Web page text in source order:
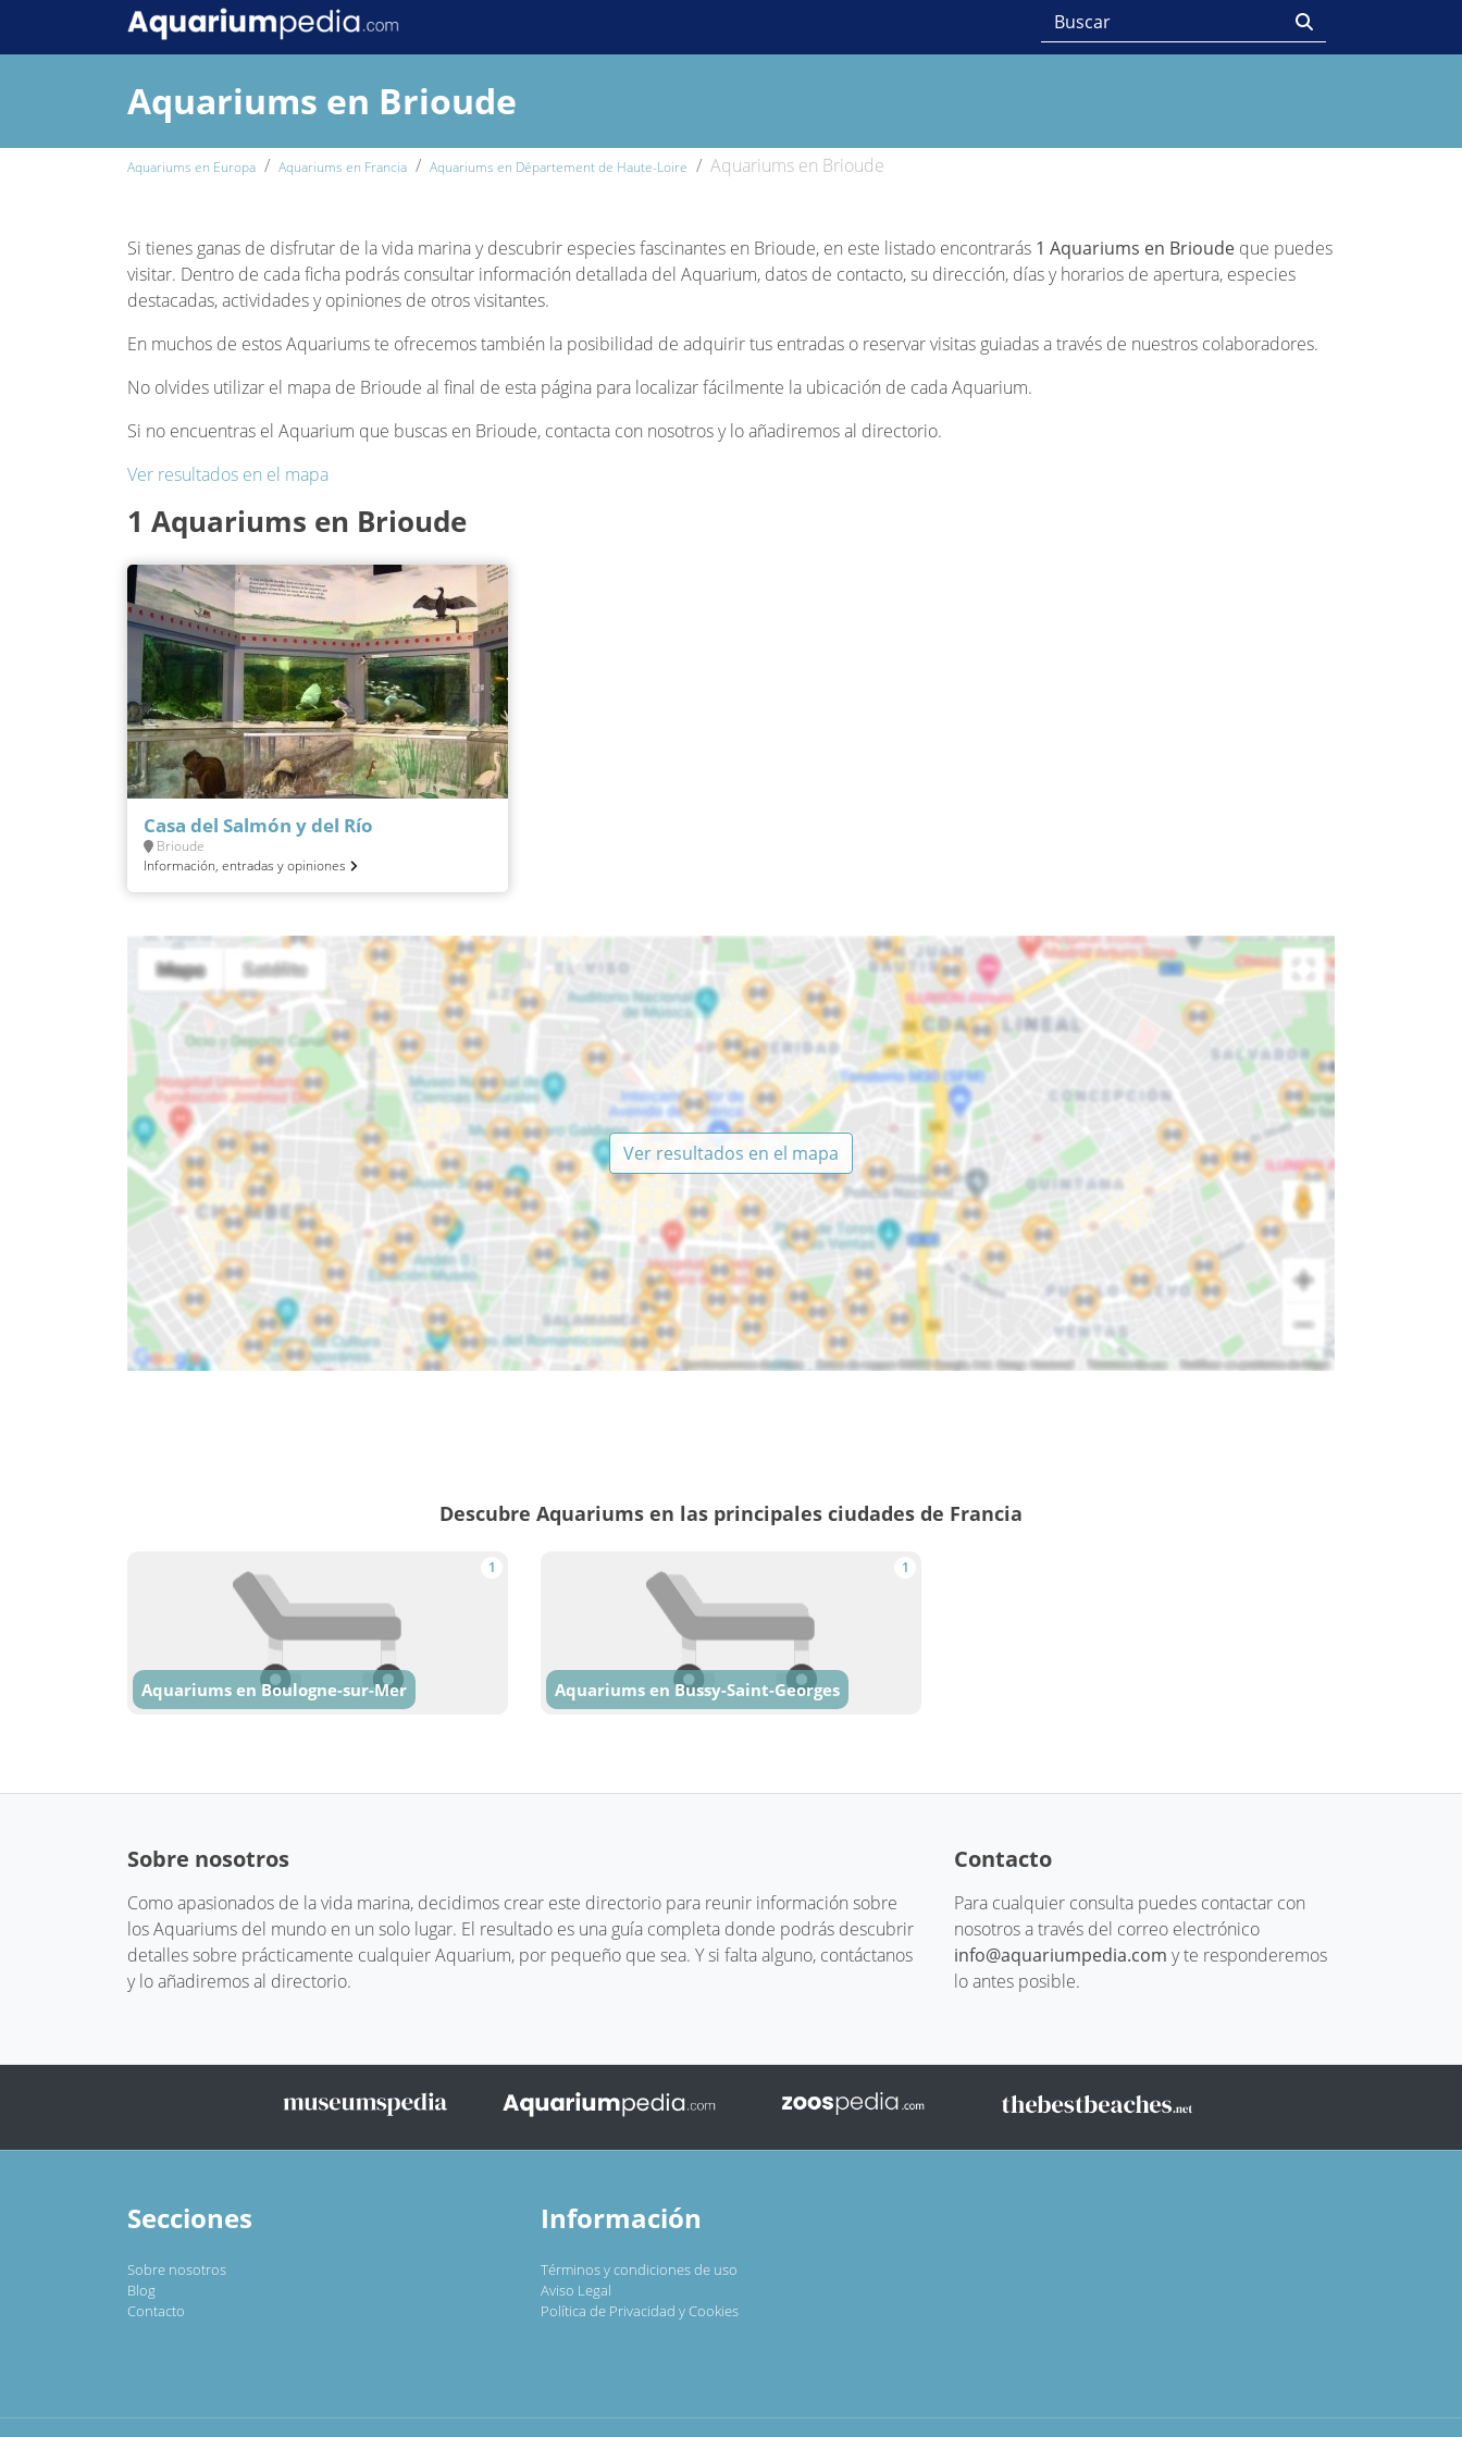
Aquariums en Brioude
Aquariums en Europa Aquariums en Francia Aquariums en Département de Haute-Loire Aquariums en Brioude
Si tienes ganas de disfrutar de la vida marina y descubrir especies fascinantes en Brioude, en este listado encontrarás 1 Aquariums en Brioude que puedes
visitar. Dentro de cada ficha podrás consultar información detallada del Aquarium, datos de contacto, su dirección, días y horarios de apertura, especies
destacadas, actividades y opiniones de otros visitantes.
En muchos de estos Aquariums te ofrecemos también la posibilidad de adquirir tus entradas o reservar visitas guiadas a través de nuestros colaboradores.
No olvides utilizar el mapa de Brioude al final de esta página para localizar fácilmente la ubicación de cada Aquarium.
Si no encuentras el Aquarium que buscas en Brioude, contacta con nosotros y lo añadiremos al directorio.
Ver resultados en el mapa
1 Aquariums en Brioude
Casa del Salmón y del Río
Brioude
Información, entradas y opiniones
Ver resultados en el mapa
Descubre Aquariums en las principales ciudades de Francia
1
Aquariums en Boulogne-sur-Mer
1
Aquariums en Bussy-Saint-Georges
Sobre nosotros
Como apasionados de la vida marina, decidimos crear este directorio para reunir información sobre
los Aquariums del mundo en un solo lugar. El resultado es una guía completa donde podrás descubrir
detalles sobre prácticamente cualquier Aquarium, por pequeño que sea. Y si falta alguno, contáctanos
y lo añadiremos al directorio.
Contacto
Para cualquier consulta puedes contactar con
nosotros a través del correo electrónico
info@aquariumpedia.com y te responderemos
lo antes posible.
Secciones
Sobre nosotros
Blog
Contacto
Información
Términos y condiciones de uso
Aviso Legal
Política de Privacidad y Cookies